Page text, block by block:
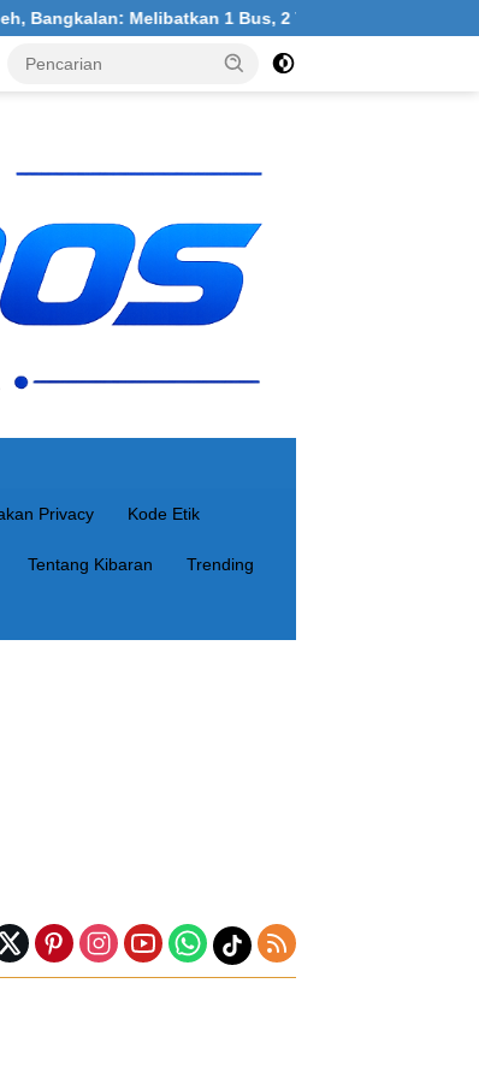
Melibatkan 1 Bus, 2 Truk, 1 Mobil, 1 Sepeda
Privacy Kode Etik
Tentang Kibaran Trending